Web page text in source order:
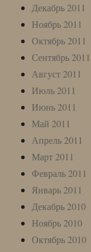
Декабрь 2011
Ноябрь 2011
Октябрь 2011
Сентябрь 2011
Август 2011
Июль 2011
Июнь 2011
Май 2011
Апрель 2011
Март 2011
Февраль 2011
Январь 2011
Декабрь 2010
Ноябрь 2010
Октябрь 2010